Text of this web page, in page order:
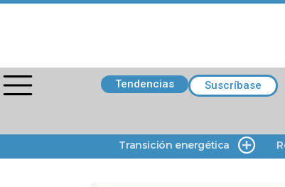
Tendencias Suscríbase
Transición energética